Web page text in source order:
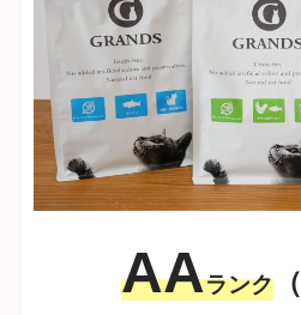
AAランク（